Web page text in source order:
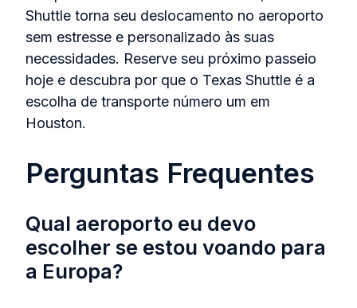
Shuttle torna seu deslocamento no aeroporto
sem estresse e personalizado às suas
necessidades. Reserve seu próximo passeio
hoje e descubra por que o Texas Shuttle é a
escolha de transporte número um em
Houston.
Perguntas Frequentes
Qual aeroporto eu devo
escolher se estou voando para
a Europa?